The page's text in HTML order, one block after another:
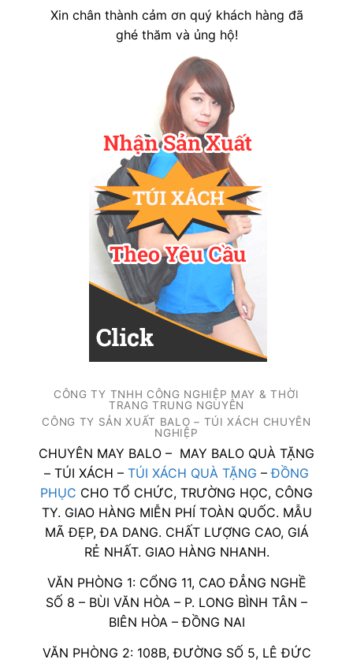
Xin chân thành cảm ơn quý khách hàng đã
ghé thăm và ủng hộ!
CÔNG TY TNHH CÔNG NGHIỆP MAY & THỜI
TRANG TRUNG NGUYÊN
CÔNG TY SẢN XUẤT BALO – TÚI XÁCH CHUYÊN
NGHIỆP
CHUYÊN MAY BALO – MAY BALO QUÀ TẶNG
– TÚI XÁCH – TÚI XÁCH QUÀ TẶNG –ĐỒNG
PHỤC CHO TỔ CHỨC, TRƯỜNG HỌC, CÔNG
TY. GIAO HÀNG MIỄN PHÍ TOÀN QUỐC. MẪU
MÃ ĐẸP, ĐA DANG. CHẤT LƯỢNG CAO, GIÁ
RẺ NHẤT. GIAO HÀNG NHANH.
VĂN PHÒNG 1: CỔNG 11, CAO ĐẲNG NGHỀ
SỐ 8 – BÙI VĂN HÒA – P. LONG BÌNH TÂN –
BIÊN HÒA – ĐỒNG NAI
VĂN PHÒNG 2: 108B, ĐƯỜNG SỐ 5, LÊ ĐỨC